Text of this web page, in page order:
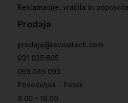
Reklamacije, vračila in popravila
Prodaja
prodaja@recositech.com
031 025 605
059 045 093
Ponedeljek - Petek
8.00 - 16.00